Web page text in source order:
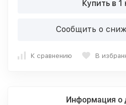
Купить в 1
Сообщить о
К сравнению В
Информация о